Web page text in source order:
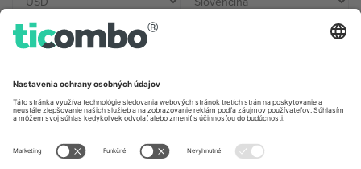
Unter den Linden 24, 10117
167 City Road, London, Greater
Kingdom